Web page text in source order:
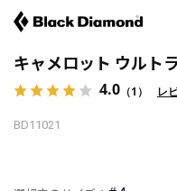
キャメロット ウルト
4.0 （1） レ
BD11021